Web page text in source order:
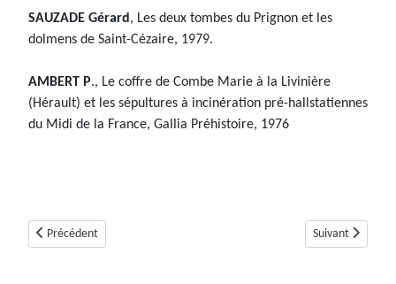
SAUZADE Gérard, Les deux tombes du Prignon et les
dolmens de Saint-Cézaire, 1979.
AMBERT P., Le coffre de Combe Marie à la Livinière
(Hérault) et les sépultures à incinération pré-hallstatiennes
du Midi de la France, Gallia Préhistoire, 1976
Article précédent : Dolmen de Colbas 2 ou Colle Basse 2 (Saint-Cézaire-
Précédent Article suivant :
Suivant